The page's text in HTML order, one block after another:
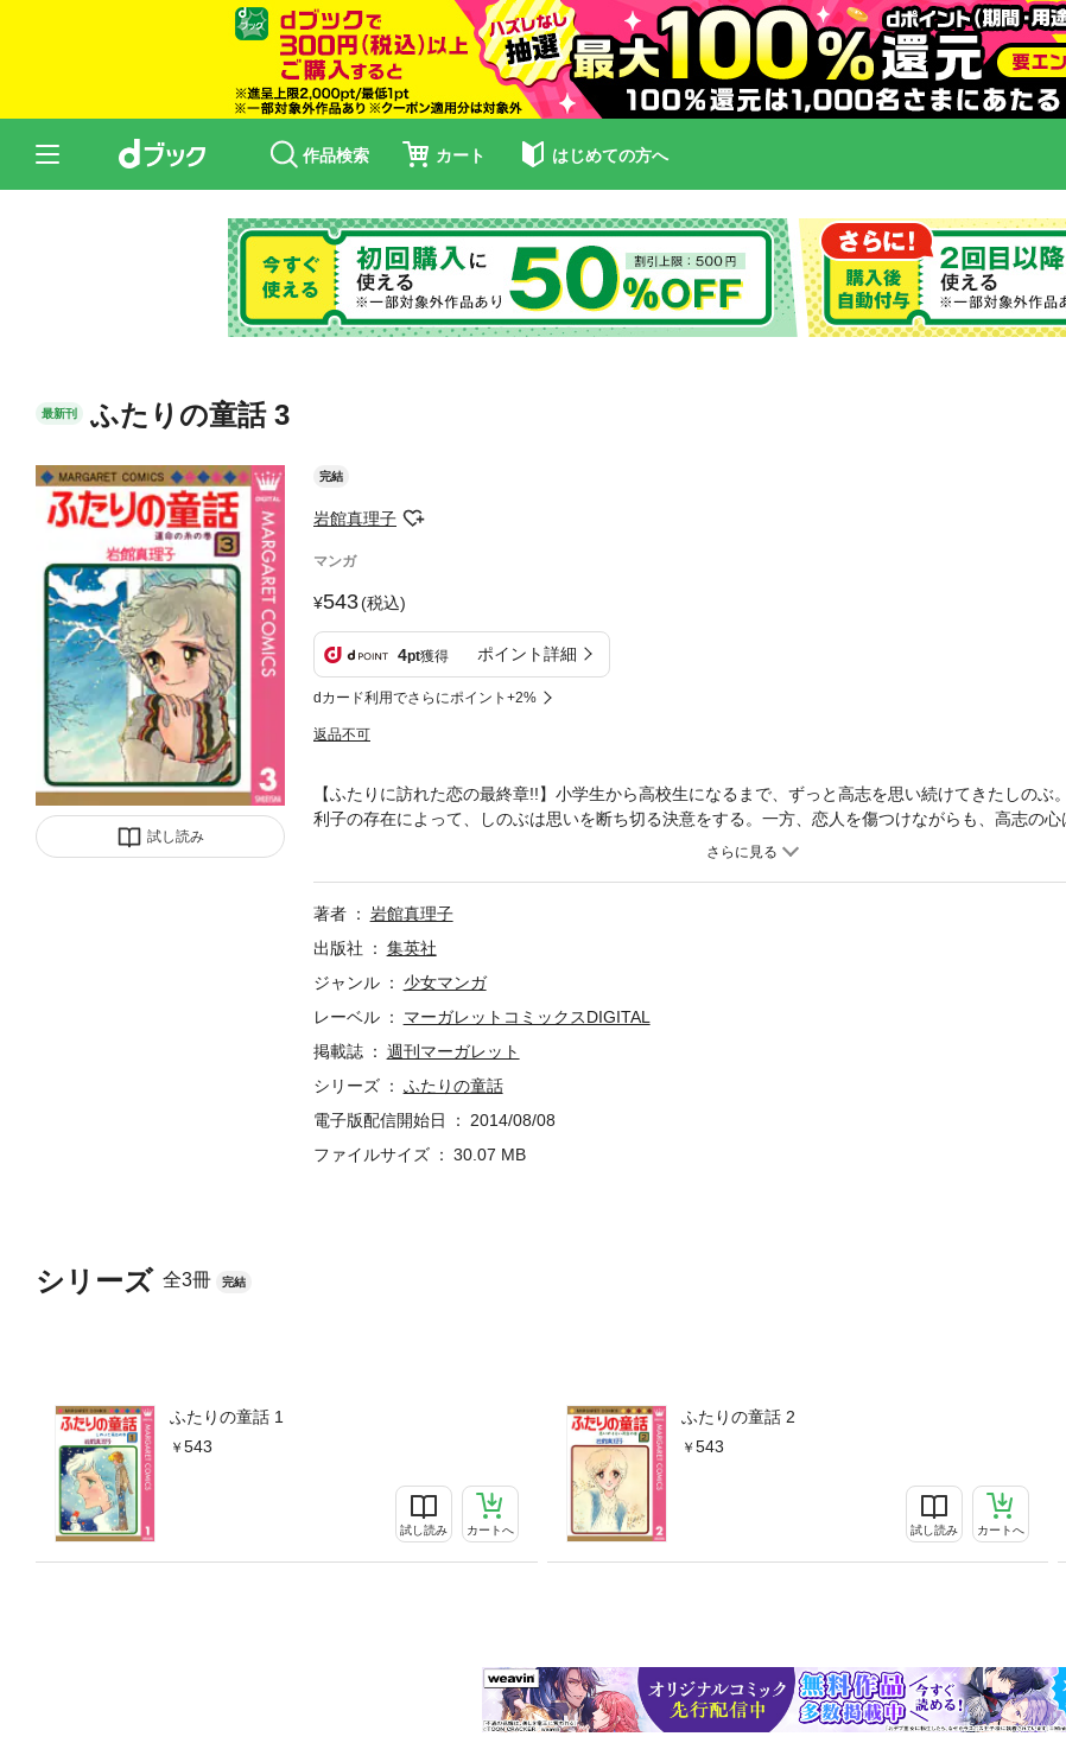
作品検索 カート はじめての方へ
最新刊 ふたりの童話 3
試し読み
完結
岩館真理子
マンガ
543(税込)
4pt獲得 ポイント詳細
dカード利用でさらにポイント+2%
返品不可
シリーズ 全3冊 完結
ふたりの童話 1
543
試し読み カートへ
ふたりの童話 2
543
試し読み カートへ
【ふたりに訪れた恋の最終章!!】小学生から高校生になるまで、ずっと高志を思い続けてきたしのぶ
利子の存在によって、しのぶは思いを断ち切る決意をする。一方、恋人を傷つけながらも、高志の心
れていき…。すれ違い続けるふたりの恋の行方は…!? 【同時収録】やっぱり女の子!? ／シンデレ
著者
岩館真理子
出版社
集英社
ジャンル
少女マンガ
レーベル
マーガレットコミックスDIGITAL
掲載誌
週刊マーガレット
シリーズ
ふたりの童話
電子版配信開始日
2014/08/08
ファイルサイズ
30.07 MB